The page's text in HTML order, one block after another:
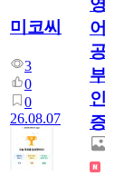
미코씨
3
0
0
26.08.07
영
어
공
부
인
증